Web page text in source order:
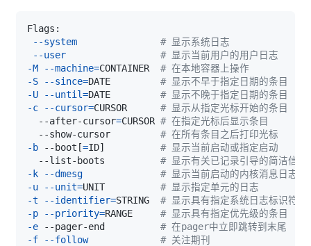
--system
# 显示系统日志
--user
# 显示当前用户的用户日志
-M
--machine=CONTAINER # 在本地容器上操作
-S
--since=DATE # 显示不早于指定日期的条目
-U
--until=DATE # 显示不晚于指定日期的条目
-c
--cursor=CURSOR # 显示从指定光标开始的条目
  --after-cursor
=CURSOR # 在指定光标后显示条目
  --show-cursor
# 在所有条目之后打印光标
-b --boot [=ID]
# 显示当前启动或指定启动
  --list-boots
# 显示有关已记录引导的简洁信息
-k
--dmesg
# 显示当前启动的内核消息日志
-u
--unit=UNIT # 显示指定单元的日志
-t
--identifier=STRING # 显示具有指定系统日志标识符的
-p
--priority=RANGE # 显示具有指定优先级的条目
-e --pager-end # 在pager中立即跳转到末尾
-f
--follow
# 关注期刊